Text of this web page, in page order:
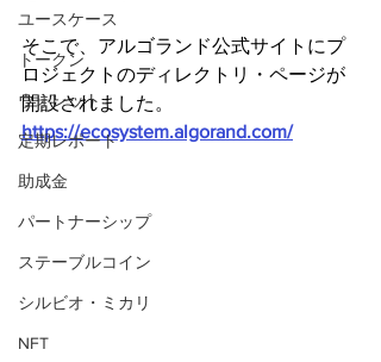
ユースケース
トークン
ウォレット
定期レポート
助成金
パートナーシップ
ステーブルコイン
シルビオ・ミカリ
NFT
そこで、アルゴランド公式サイトにプ
ロジェクトのディレクトリ・ページが
開設されました。
https://ecosystem.algorand.com/